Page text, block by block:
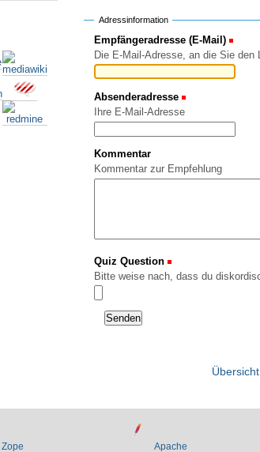
Adressinformation
Empfängeradresse (E-Mail)
Die E-Mail-Adresse, an die Sie den
Absenderadresse
Ihre E-Mail-Adresse
Kommentar
Kommentar zur Empfehlung
Quiz Question
Bitte weise nach, dass du
Übersicht
Zope Apache